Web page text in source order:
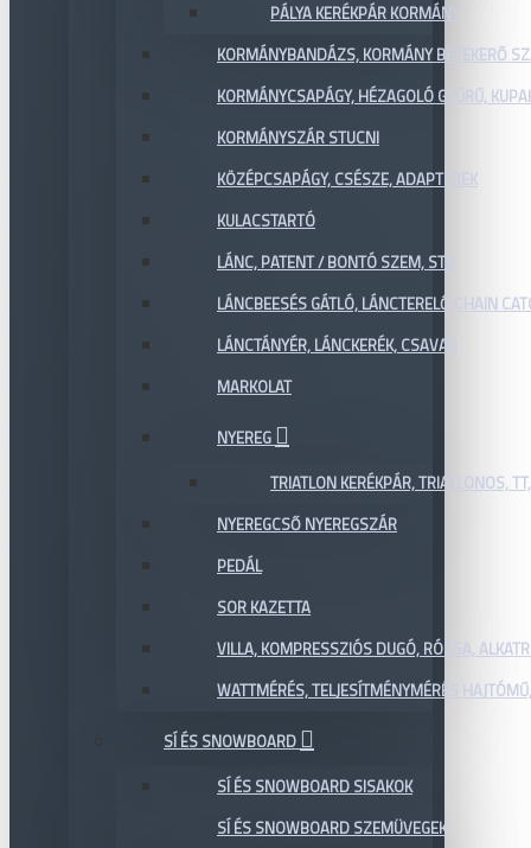
PÁLYA KERÉKPÁR KORMÁNY
KORMÁNYBANDÁZS, KORMÁNY BETEKERŐ
KORMÁNYCSAPÁGY, HÉZAGOLÓ GYŰRŰ,
KORMÁNYSZÁR STUCNI
KÖZÉPCSAPÁGY, CSÉSZE, ADAPTEREK
KULACSTARTÓ
LÁNC, PATENT / BONTÓ SZEM, STB.
LÁNCBEESÉS GÁTLÓ, LÁNCTERELŐ CHAIN
LÁNCTÁNYÉR, LÁNCKERÉK, CSAVAR
MARKOLAT
NYEREG
TRIATLON KERÉKPÁR, TRIATLONOS,
NYEREGCSŐ NYEREGSZÁR
PEDÁL
SOR KAZETTA
VILLA, KOMPRESSZIÓS DUGÓ, RÓZSA,
WATTMÉRÉS, TELJESÍTMÉNYMÉRÉS
SÍ ÉS SNOWBOARD
SÍ ÉS SNOWBOARD SISAKOK
SÍ ÉS SNOWBOARD SZEMÜVEGEK